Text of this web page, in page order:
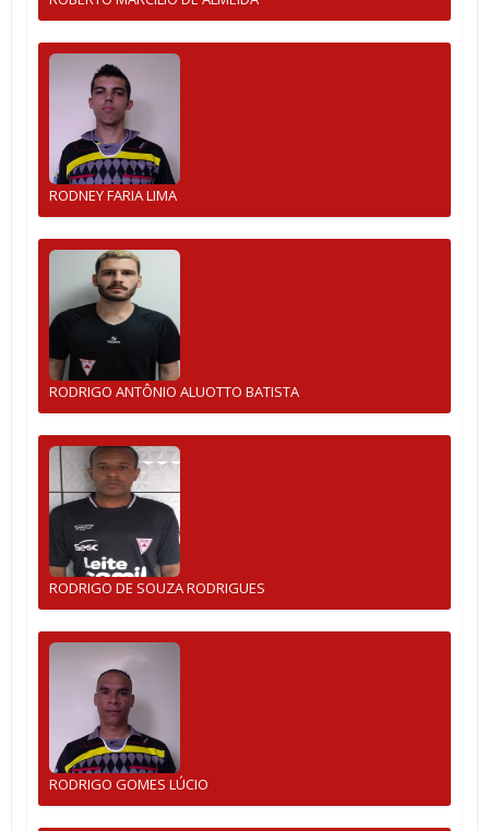
RODNEY FARIA LIMA
RODRIGO ANTÔNIO ALUOTTO BATISTA
RODRIGO DE SOUZA RODRIGUES
RODRIGO GOMES LÚCIO